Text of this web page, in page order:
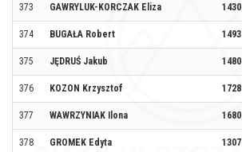
373 GAWRYLUK-KORCZAK Eliza 1430
374 BUGAŁA Robert 1493
375 JĘDRUŚ Jakub 1480
376 KOZON Krzysztof 1728
377 WAWRZYNIAK Ilona 1680
378 GROMEK Edyta 1307